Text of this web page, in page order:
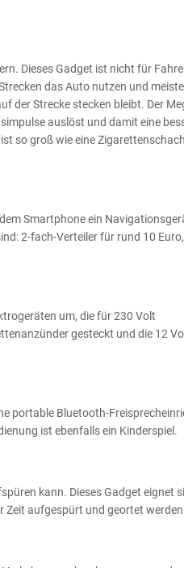
Dieses Gadget ist nicht für
das Auto nutzen und
der Strecke stecken bleibt. Der
auslöst und damit eine
so groß wie eine
Smartphone ein
2-fach-Verteiler für rund 10
um, die für 230 Volt
gesteckt und die 12
portable Bluetooth-
ist ebenfalls ein Kinderspiel.
kann. Dieses Gadget eignet
Zeit aufgespürt und geortet werden.